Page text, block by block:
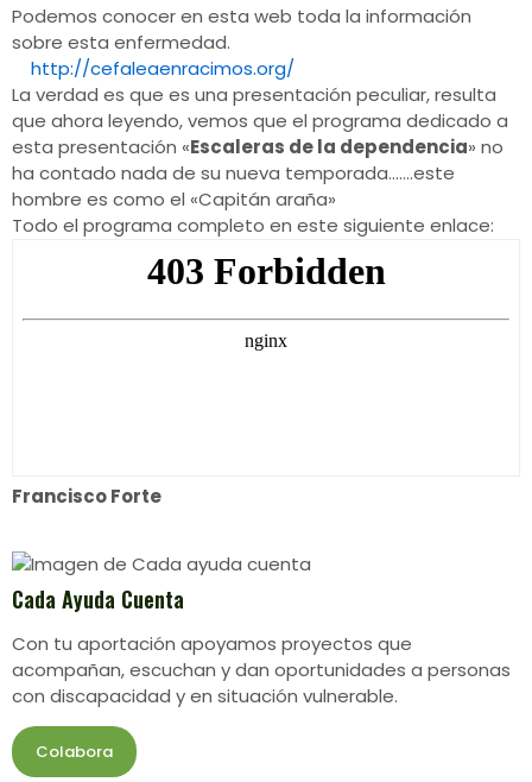
Podemos conocer en esta web toda la información
sobre esta enfermedad.
http://cefaleaenracimos.org/
La verdad es que es una presentación peculiar, resulta
que ahora leyendo, vemos que el programa dedicado a
esta presentación «Escaleras de la dependencia» no
ha contado nada de su nueva temporada…….este
hombre es como el «Capitán araña»
Todo el programa completo en este siguiente enlace:
Francisco Forte
Cada Ayuda Cuenta
Con tu aportación apoyamos proyectos que
acompañan, escuchan y dan oportunidades a personas
con discapacidad y en situación vulnerable.
Colabora